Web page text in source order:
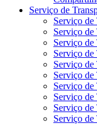
Serviço de
Serviço de
Serviço de
Serviço de
Serviço de
Serviço de
Serviço de
Serviço de
Serviço de
Serviço
Serviço de